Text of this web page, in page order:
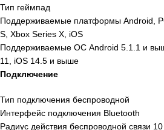
Тип геймпад
Поддерживаемые платформы Android,
S, Xbox Series X, iOS
Поддерживаемые ОС Android 5.1.1 и
11, iOS 14.5 и выше
Подключение
Тип подключения беспроводной
Интерфейс подключения Bluetooth
Радиус действия беспроводной связи